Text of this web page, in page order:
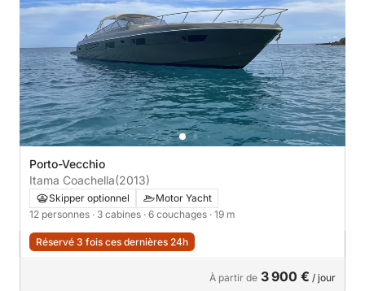
Porto-Vecchio
Itama Coachella(2013)
Skipper optionnel
Motor Yacht
12 personnes · 3 cabines · 6 couchages · 19 m
Réservé 3 fois ces dernières 24h
À partir de 3 900 € / jour